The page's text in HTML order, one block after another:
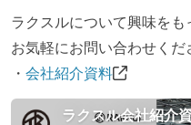
開発メンバーの裁量
OS やエディタ、IDE
企画を決定する場に、
ラクスルについて興味を
お気軽にお問い合わせくだ
・ 会社紹介資料